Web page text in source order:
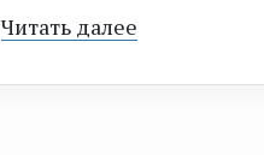
Читать далее